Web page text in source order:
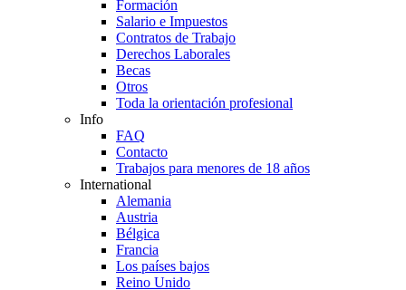
Formación
Salario e Impuestos
Contratos de Trabajo
Derechos Laborales
Becas
Otros
Toda la orientación profesional
Info
FAQ
Contacto
Trabajos para menores de 18 años
International
Alemania
Austria
Bélgica
Francia
Los países bajos
Reino Unido